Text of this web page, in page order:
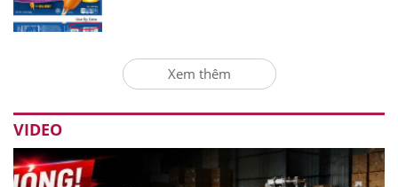
Xem thêm
VIDEO